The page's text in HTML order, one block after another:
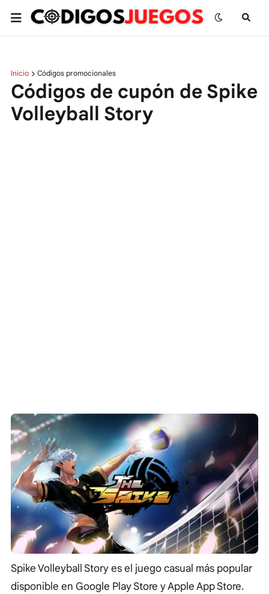
Inicio Códigos promocionales
Códigos de cupón de Spike
Volleyball Story
Spike Volleyball Story es el juego casual más popular
disponible en Google Play Store y Apple App Store.